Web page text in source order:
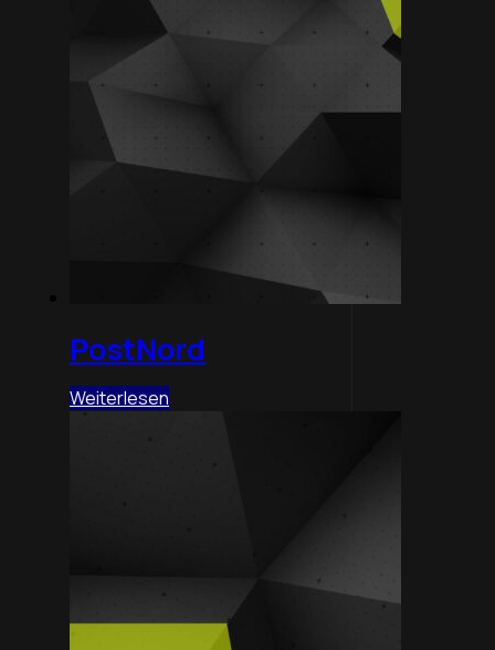
PostNord
Weiterlesen